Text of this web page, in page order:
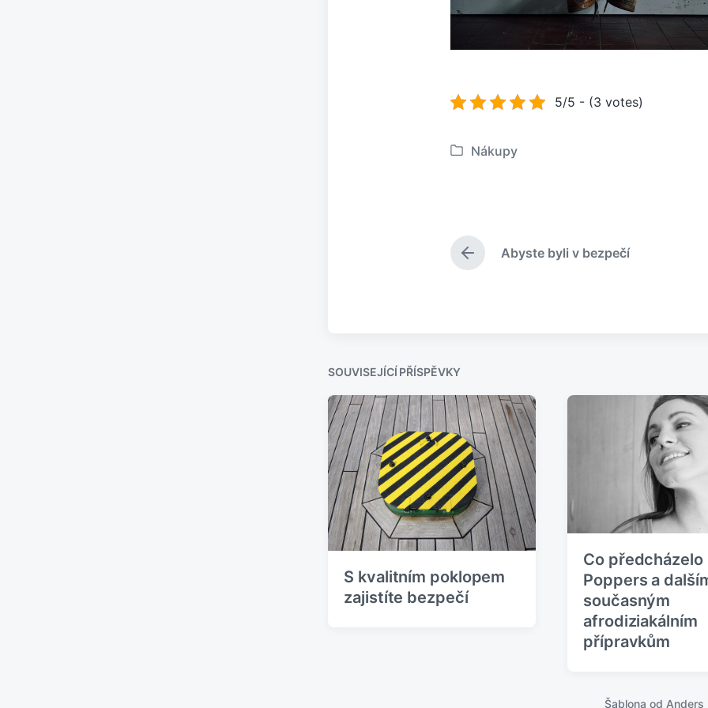
5/5 - (3 votes)
P
k
v
Nákupy
P
ř
p
ř
í
s
p
ě
v
e
k
:
Abyste byli v bezpečí
SOUVISEJÍCÍ PŘÍSPĚVKY
S kvalitním poklopem
zajistíte bezpečí
Co předcházelo
Poppers a
současným
afrodiziakálním
přípravkům
Šablona od Anders